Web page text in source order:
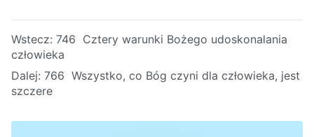
Wstecz: 746 Cztery warunki Bożego udoskonalania
człowieka
Dalej: 766 Wszystko, co Bóg czyni dla człowieka, jest
szczere